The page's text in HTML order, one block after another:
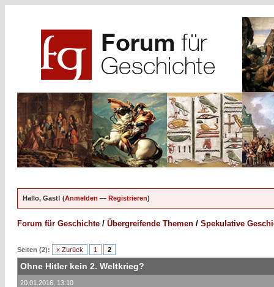
Hallo, Gast! (Anmelden — Registrieren)
Forum für Geschichte / Übergreifende Themen / Spekulative
Seiten (2): « Zurück 1 2
Ohne Hitler kein 2. Weltkrieg?
20.01.2016, 13:10